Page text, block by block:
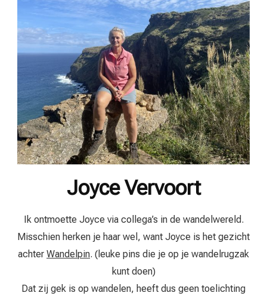
Joyce Vervoort
Ik ontmoette Joyce via collega’s in de wandelwereld.
Misschien herken je haar wel, want Joyce is het gezicht
achter Wandelpin. (leuke pins die je op je wandelrugzak
kunt doen)
Dat zij gek is op wandelen, heeft dus geen toelichting